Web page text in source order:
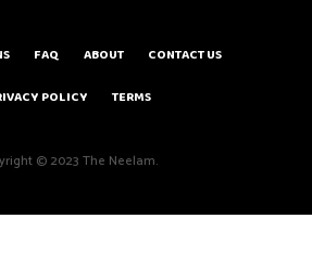
FAQ ABOUT CONTACT US
POLICY TERMS
© 2023 The Neelam.